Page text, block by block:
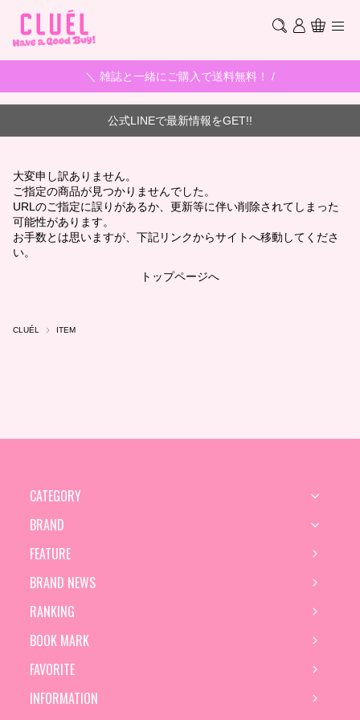
＼ 雑誌と一緒にご購入で送料無料！ /
公式LINEで最新情報をGET!!
大変申し訳ありません。
ご指定の商品が見つかりませんでした。
URLのご指定に誤りがあるか、更新等に伴い削除されてしまった
可能性があります。
お手数とは思いますが、下記リンクからサイトへ移動してくださ
い。
トップページへ
CLUÉL ITEM
CATEGORY
BRAND
FEATURE
BRAND NEWS
RANKING
BOOK MARK
FAVORITE
INFORMATION